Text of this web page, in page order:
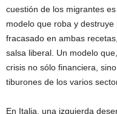
cuestión de los migrantes
modelo que roba y
fracasado en ambas
salsa liberal. Un modelo
crisis no sólo financiera,
tiburones de los varios
En Italia, una izquierda